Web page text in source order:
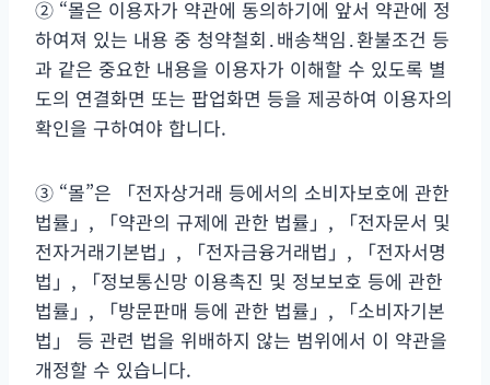
② “몰은 이용자가 약관에 동의하기에 앞서 약관에 정
하여져 있는 내용 중 청약철회․배송책임․환불조건 등
과 같은 중요한 내용을 이용자가 이해할 수 있도록 별
도의 연결화면 또는 팝업화면 등을 제공하여 이용자의
확인을 구하여야 합니다.
③ “몰”은 「전자상거래 등에서의 소비자보호에 관한
법률」, 「약관의 규제에 관한 법률」, 「전자문서 및
전자거래기본법」, 「전자금융거래법」, 「전자서명
법」, 「정보통신망 이용촉진 및 정보보호 등에 관한
법률」, 「방문판매 등에 관한 법률」, 「소비자기본
법」 등 관련 법을 위배하지 않는 범위에서 이 약관을
개정할 수 있습니다.